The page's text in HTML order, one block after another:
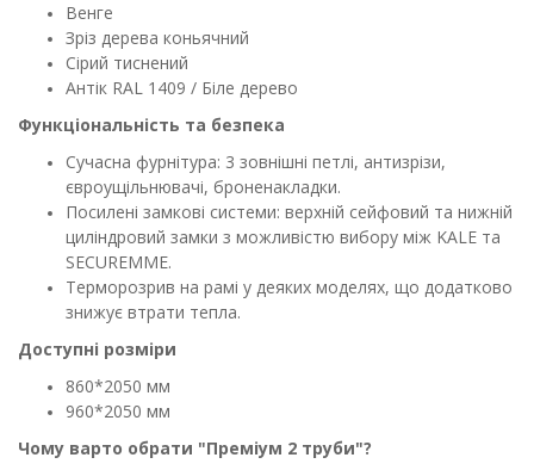
Венге
Зріз дерева коньячний
Сірий тиснений
Антік RAL 1409 / Біле дерево
Функціональність та безпека
Сучасна фурнітура: 3 зовнішні петлі, антизрізи,
євроущільнювачі, броненакладки.
Посилені замкові системи: верхній сейфовий та нижній
циліндровий замки з можливістю вибору між KALE та
SECUREMME.
Терморозрив на рамі у деяких моделях, що додатково
знижує втрати тепла.
Доступні розміри
860*2050 мм
960*2050 мм
Чому варто обрати "Преміум 2 труби"?